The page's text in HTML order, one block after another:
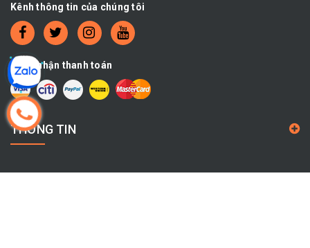
Kênh thông tin của chúng tôi
Chấp nhận thanh toán
THÔNG TIN